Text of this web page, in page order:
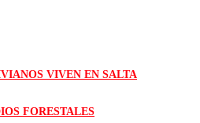
VIVEN EN SALTA
FORESTALES